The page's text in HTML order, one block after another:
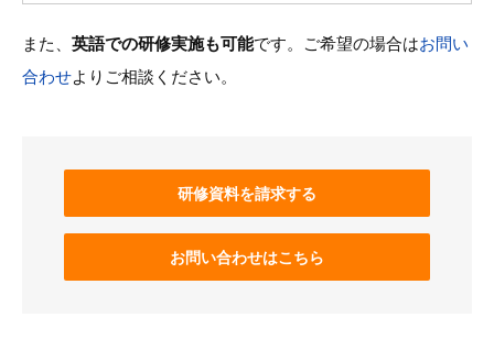
また、 英語での研修実施も可能です。ご希望の場合はお問い
合わせよりご相談ください。
研修資料を請求する
お問い合わせはこちら